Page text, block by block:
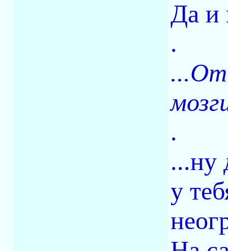
Да и
.
...От
.
...ну
у